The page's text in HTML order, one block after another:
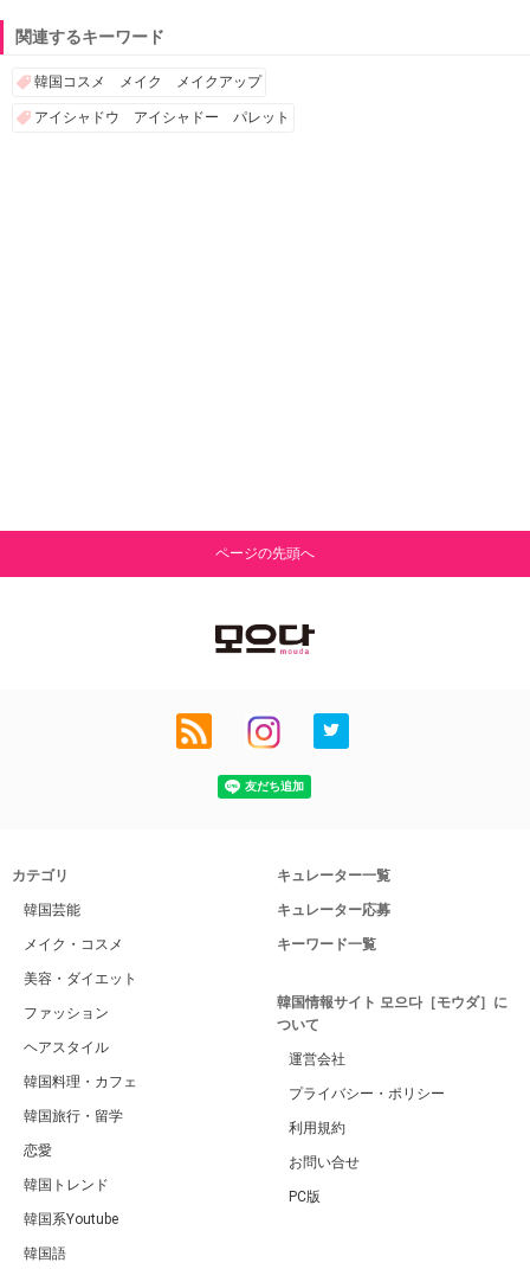
関連するキーワード
韓国コスメ メイク メイクアップ
アイシャドウ アイシャドー パレット
ページの先頭へ
カテゴリ
韓国芸能
メイク・コスメ
美容・ダイエット
ファッション
ヘアスタイル
韓国料理・カフェ
韓国旅行・留学
恋愛
韓国トレンド
韓国系Youtube
韓国語
キュレーター一覧
キュレーター応募
キーワード一覧
韓国情報サイト 모으다［モウダ］に
ついて
運営会社
プライバシー・ポリシー
利用規約
お問い合せ
PC版